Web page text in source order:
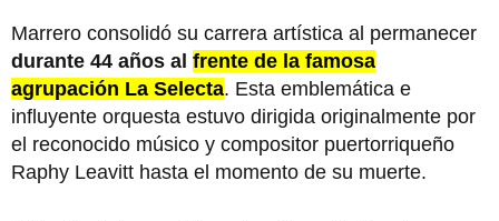
Marrero consolidó su carrera artística al permanecer
durante 44 años al frente de la famosa
agrupación La Selecta. Esta emblemática e
influyente orquesta estuvo dirigida originalmente por
el reconocido músico y compositor puertorriqueño
Raphy Leavitt hasta el momento de su muerte.